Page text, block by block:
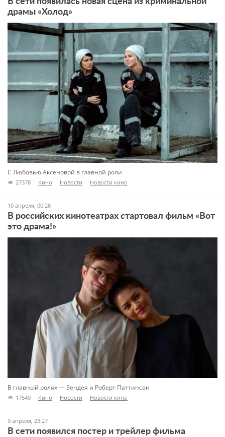
драмы «Холод»
С Любовью Аксеновой в главной роли
27378 Кино Новости Новости кино
10 апреля, 00:28
В российских кинотеатрах стартовал фильм «Вот
это драма!»
В главный ролях — Зендея и Роберт Паттинсон
17549 Кино Новости Новости кино
9 апреля, 23:27
В сети появился постер и трейлер фильма